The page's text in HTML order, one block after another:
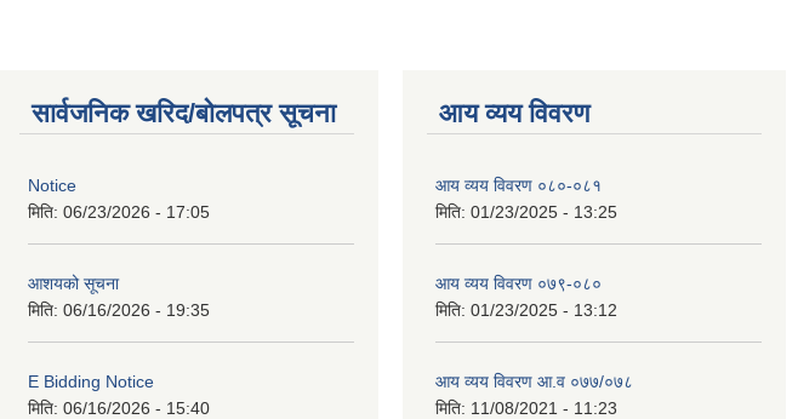
सार्वजनिक खरिद/बोलपत्र सूचना
Notice
मिति: 06/23/2026 - 17:05
आशयको सूचना
मिति: 06/16/2026 - 19:35
E Bidding Notice
मिति: 06/16/2026 - 15:40
आय व्यय विवरण
आय व्यय विवरण ०८०-०८१
मिति: 01/23/2025 - 13:25
आय व्यय विवरण ०७९-०८०
मिति: 01/23/2025 - 13:12
आय व्यय विवरण आ.व ०७७/०७८
मिति: 11/08/2021 - 11:23